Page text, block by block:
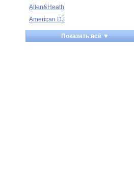
Allen&Heath
American DJ
Ampeg
Apart
Показать всё ▼